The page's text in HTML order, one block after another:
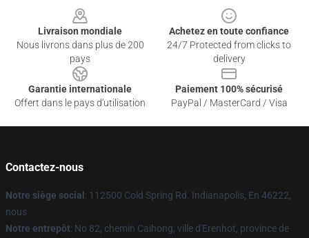
Livraison mondiale
Nous livrons dans plus de 200
pays
Achetez en toute confiance
24/7 Protected from clicks to
delivery
Garantie internationale
Offert dans le pays d'utilisation
Paiement 100% sécurisé
PayPal / MasterCard / Visa
Contactez-nous
Notre siège social : 112500 Cold Spring Rd. Indianapolis, En 46222,
nous
Notre entrepôt: No 82, chemin Caihong, ville d'Erenhot, province de